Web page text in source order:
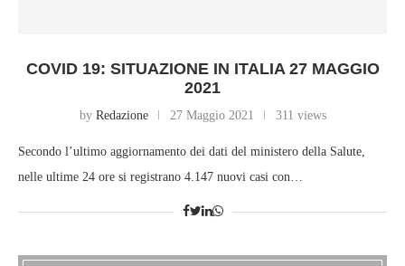
COVID 19: SITUAZIONE IN ITALIA 27 MAGGIO
2021
by Redazione 27 Maggio 2021 311 views
Secondo l’ultimo aggiornamento dei dati del ministero della Salute,
nelle ultime 24 ore si registrano 4.147 nuovi casi con…